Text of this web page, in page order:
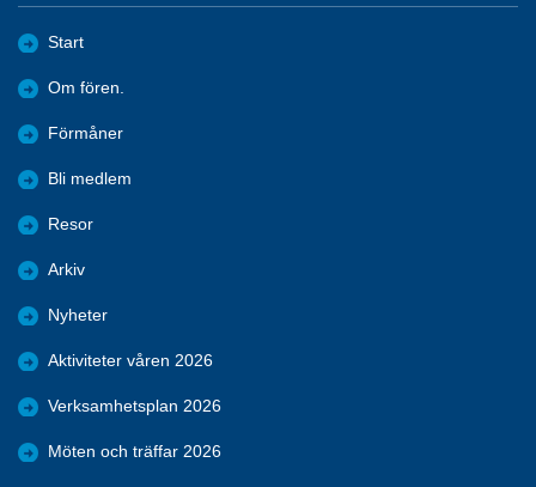
Start
Om fören.
Förmåner
Bli medlem
Resor
Arkiv
Nyheter
Aktiviteter våren 2026
Verksamhetsplan 2026
Möten och träffar 2026